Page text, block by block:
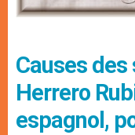
Causes
Herrero
espagnol,